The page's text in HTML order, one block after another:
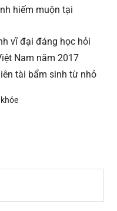
hiếm muộn tại
vĩ đại đáng học hỏi
Nam năm 2017
tài bẩm sinh từ nhỏ